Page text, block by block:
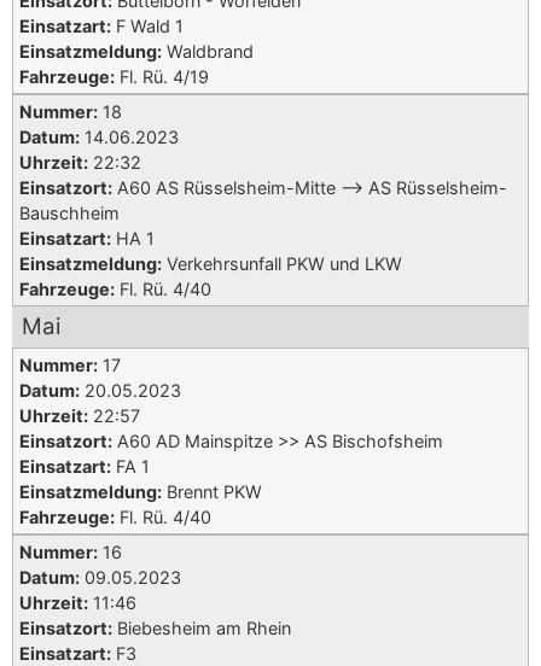
Einsatzart: F Wald 1
Einsatzmeldung: Waldbrand
Fahrzeuge: Fl. Rü. 4/19
Nummer: 18
Datum: 14.06.2023
Uhrzeit: 22:32
Einsatzort: A60 AS Rüsselsheim-Mitte --> AS Rüsselsheim-
Bauschheim
Einsatzart: HA 1
Einsatzmeldung: Verkehrsunfall PKW und LKW
Fahrzeuge: Fl. Rü. 4/40
Mai
Nummer: 17
Datum: 20.05.2023
Uhrzeit: 22:57
Einsatzort: A60 AD Mainspitze >> AS Bischofsheim
Einsatzart: FA 1
Einsatzmeldung: Brennt PKW
Fahrzeuge: Fl. Rü. 4/40
Nummer: 16
Datum: 09.05.2023
Uhrzeit: 11:46
Einsatzort: Biebesheim am Rhein
Einsatzart: F3